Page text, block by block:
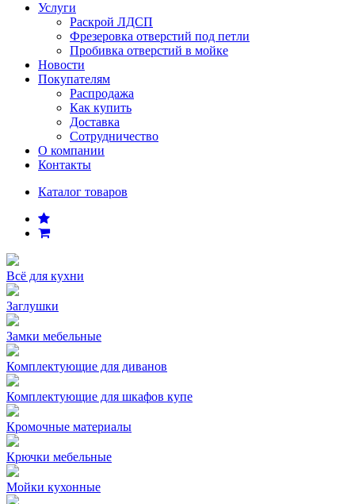
Услуги
Раскрой ЛДСП
Фрезеровка отверстий под петли
Пробивка отверстий в мойке
Новости
Покупателям
Распродажа
Как купить
Доставка
Сотрудничество
О компании
Контакты
Каталог товаров
Всё для кухни
Заглушки
Замки мебельные
Комплектующие для диванов
Комплектующие для шкафов купе
Кромочные материалы
Крючки мебельные
Мойки кухонные